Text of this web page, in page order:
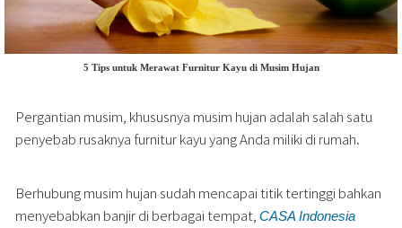
5 Tips untuk Merawat Furnitur Kayu di Musim Hujan
Pergantian musim, khususnya musim hujan adalah salah satu
penyebab rusaknya furnitur kayu yang Anda miliki di rumah.
Berhubung musim hujan sudah mencapai titik tertinggi bahkan
menyebabkan banjir di berbagai tempat, CASA Indonesia